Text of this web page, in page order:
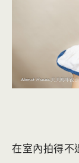
在室內拍得不